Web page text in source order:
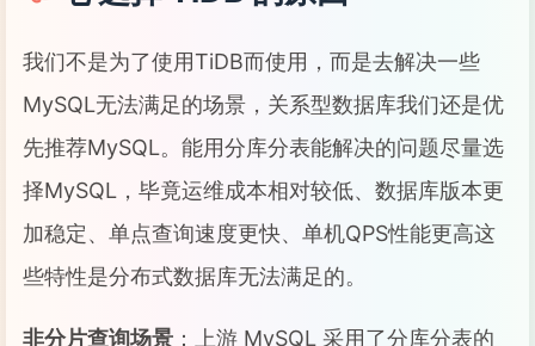
我们不是为了使用TiDB而使用，而是去解决一些
MySQL无法满足的场景，关系型数据库我们还是优
先推荐MySQL。能用分库分表能解决的问题尽量选
择MySQL，毕竟运维成本相对较低、数据库版本更
加稳定、单点查询速度更快、单机QPS性能更高这
些特性是分布式数据库无法满足的。
非分片查询场景 ：上游 MySQL 采用了分库分表的